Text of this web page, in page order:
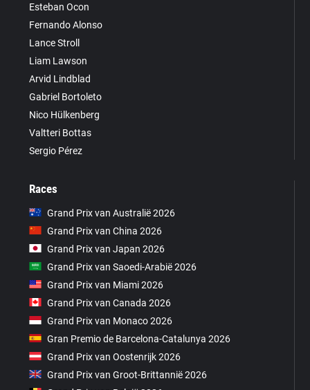
Esteban Ocon
Fernando Alonso
Lance Stroll
Liam Lawson
Arvid Lindblad
Gabriel Bortoleto
Nico Hülkenberg
Valtteri Bottas
Sergio Pérez
Races
Grand Prix van Australië 2026
Grand Prix van China 2026
Grand Prix van Japan 2026
Grand Prix van Saoedi-Arabië 2026
Grand Prix van Miami 2026
Grand Prix van Canada 2026
Grand Prix van Monaco 2026
Gran Premio de Barcelona-Catalunya 2026
Grand Prix van Oostenrijk 2026
Grand Prix van Groot-Brittannië 2026